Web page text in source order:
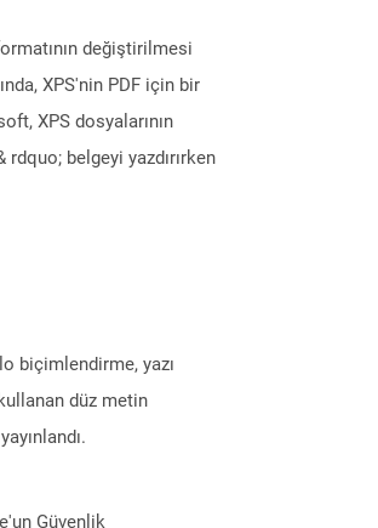
değiştirilmesi
XPS'nin PDF için bir
XPS dosyalarının
belgeyi yazdırırken
biçimlendirme, yazı
düz metin
Güvenlik